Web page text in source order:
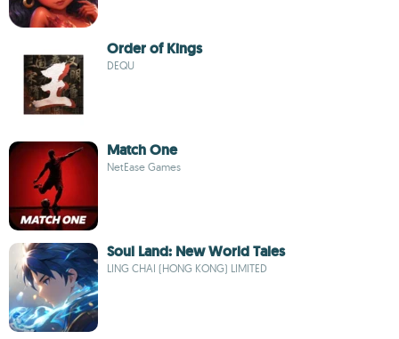
Order of Kings
DEQU
Match One
NetEase Games
Soul Land: New World Tales
LING CHAI (HONG KONG) LIMITED